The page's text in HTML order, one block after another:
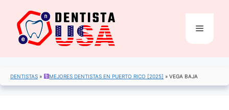
contenido
Menú
DENTISTAS » MEJORES DENTISTAS EN PUERTO RICO [2025] »VEGA BAJA